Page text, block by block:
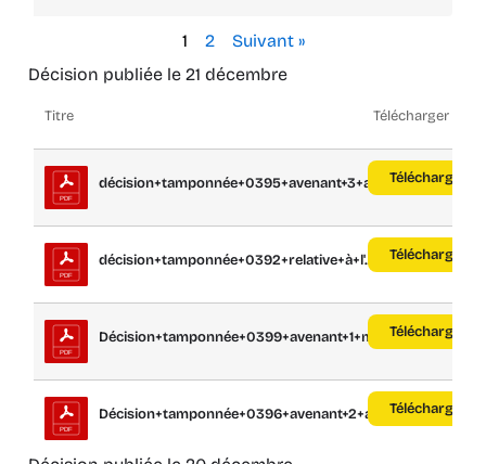
1 2
Suivant »
Décision publiée le 21 décembre
Titre Télécharger
décision+tamponnée+0395+avenant+3+au+m...Télécharger
décision+tamponnée+0392+relative+à+l'... Télécharger
Décision+tamponnée+0399+avenant+1+marc...Télécharger
Décision+tamponnée+0396+avenant+2+au+m...Télécharger